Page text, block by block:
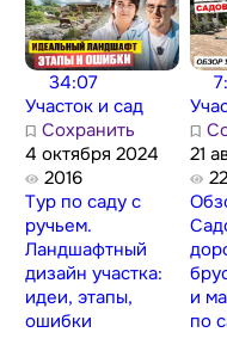
34:07
Участок и сад
Сохранить
4 октября 2024
2016
Тур по саду с
ручьем.
Ландшафтный
дизайн участка:
идеи, этапы,
ошибки
21
и
по